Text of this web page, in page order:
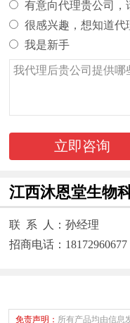
有意向代理贵公司
很感兴趣，想知道
我是新手
立即咨询
江西沐恩堂生物
联 系 人：孙经理
招商电话：18172960677
免责声明： 所有产品均由信息